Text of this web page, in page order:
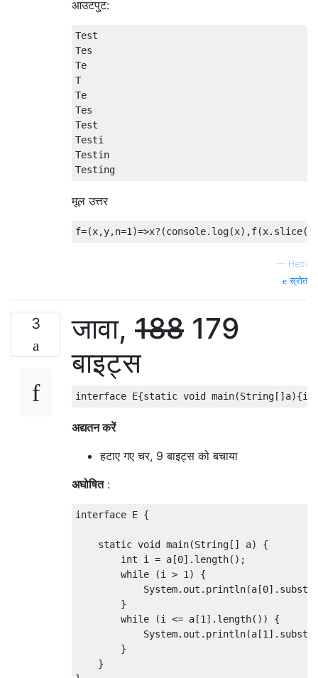
आउटपुट:
Test
Tes
Te
T
Te
Tes
Test
Testi
Testin
मूल उत्तर
— Hedi
स्रोत
3 जावा, 188 179
बाइट्स
अद्यतन करें
हटाए गए चर, 9 बाइट्स को बचाया
अघोषित:
interface E {
    static void main(String[] a) {
        int i = a[0].length();
        while (i > 1) {
        }
        while (i <= a[1].length()) {
        }
    }